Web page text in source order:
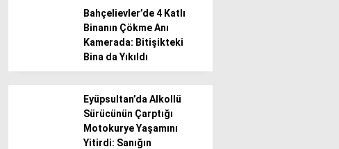
Politika / Siyaset
Bahçelievler’de 4 Katlı
Binanın Çökme Anı
Kamerada: Bitişikteki
Bina da Yıkıldı
Eyüpsultan’da Alkollü
Sürücünün Çarptığı
Motokurye Yaşamını
Yitirdi: Sanığın